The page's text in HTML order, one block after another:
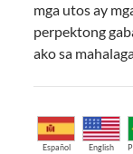
mga utos ay
perpektong
ako sa
Español English